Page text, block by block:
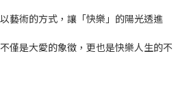
藝術的方式，讓「快樂」的陽光透進
僅是大愛的象徵，更也是快樂人生的不